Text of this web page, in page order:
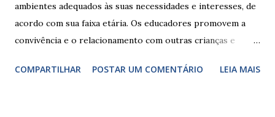
ambientes adequados às suas necessidades e interesses, de
acordo com sua faixa etária. Os educadores promovem a
convivência e o relacionamento com outras crianças e
garantir o direito das crianças a uma educação integral e de
COMPARTILHAR POSTAR UM COMENTÁRIO LEIA MAIS